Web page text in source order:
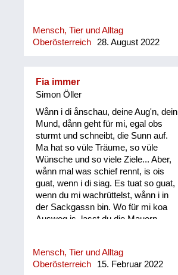
Mensch, Tier und Alltag
Oberösterreich
28. August 2022
Fia immer
Simon Öller
Wånn i di ånschau, deine Aug'n, dein
Mund, dånn geht für mi, egal obs
sturmt und schneibt, die Sunn auf.
Ma hat so vüle Träume, so vüle
Wünsche und so viele Ziele... Aber,
wånn mal was schief rennt, is ois
guat, wenn i di siag. Es tuat so guat,
wenn du mi wachrüttelst, wånn i in
der Sackgassn bin. Wo für mi koa
Ausweg is, lasst du die Mauern
auf und i siag wieder klar, gibst mir
die Kraft, baust mi wieder auf, und di
Mensch, Tier und Alltag
Oberösterreich
15. Februar 2022